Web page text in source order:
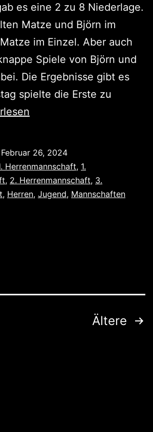
es eine 2 zu 8 Niederlage.
Matze und Björn im
im Einzel. Aber auch
Spiele von Björn und
Die Ergebnisse gibt es
spielte die Erste zu
Februar 26, 2024
Herrenmannschaft, 1.
, 2. Herrenmannschaft, 3.
, Herren, Jugend, Mannschaften
Ältere